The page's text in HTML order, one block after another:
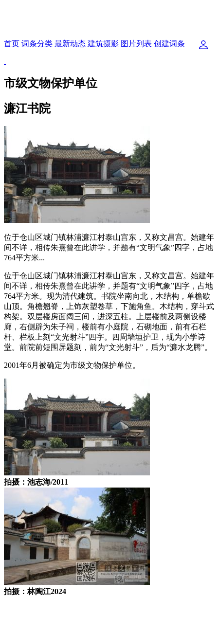
首页 词条分类 最新动态 建筑摄影 图片列表 创建词条
市级文物保护单位
濂江书院
位于仓山区城门镇林浦濂江村泰山宫东，又称文昌宫。始建年
间不详，相传朱熹曾在此讲学，并题有“文明气象”四字，占地
764平方米...
位于仓山区城门镇林浦濂江村泰山宫东，又称文昌宫。始建年
间不详，相传朱熹曾在此讲学，并题有“文明气象”四字，占地
764平方米。现为清代建筑。书院坐南向北，木结构，单檐歇
山顶。角檐翘脊，上饰灰塑卷草，下施角鱼。木结构，穿斗式
构架。双层楼房面阔三间，进深五柱。上层楼前及两侧设楼
廊，右侧辟为朱子祠，楼前有小庭院，石砌地面，前有石栏
杆、栏板上刻“文光射斗”四字。四周墙垣护卫，现为小学诗
堂。前院前短围屏题刻，前为“文光射斗”，后为“濂水龙腾”。
2001年6月被确定为市级文物保护单位。
拍摄：池志海/2011
拍摄：林陶江2024